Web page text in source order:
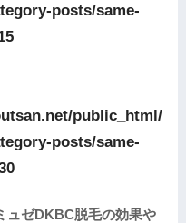
posts/same-
public_html/
posts/same-
ュゼDKBC脱毛の効果や